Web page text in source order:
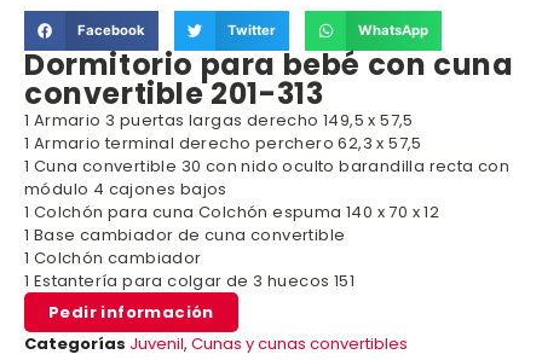
Facebook Twitter WhatsApp
Dormitorio para bebé con cuna
convertible 201-313
1 Armario 3 puertas largas derecho 149,5 x 57,5
1 Armario terminal derecho perchero 62,3 x 57,5
1 Cuna convertible 30 con nido oculto barandilla recta con
módulo 4 cajones bajos
1 Colchón para cuna Colchón espuma 140 x 70 x 12
1 Base cambiador de cuna convertible
1 Colchón cambiador
1 Estantería para colgar de 3 huecos 151
Pedir información
Categorías Juvenil, Cunas y cunas convertibles